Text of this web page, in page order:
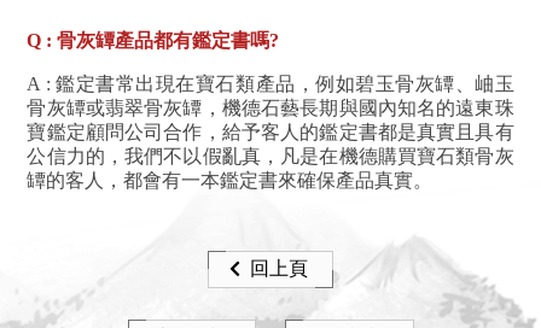
Q : 骨灰罈產品都有鑑定書嗎?
A : 鑑定書常出現在寶石類產品，例如碧玉骨灰罈、岫玉
骨灰罈或翡翠骨灰罈，機德石藝長期與國內知名的遠東珠
寶鑑定顧問公司合作，給予客人的鑑定書都是真實且具有
公信力的，我們不以假亂真，凡是在機德購買寶石類骨灰
罈的客人，都會有一本鑑定書來確保產品真實。
回上頁